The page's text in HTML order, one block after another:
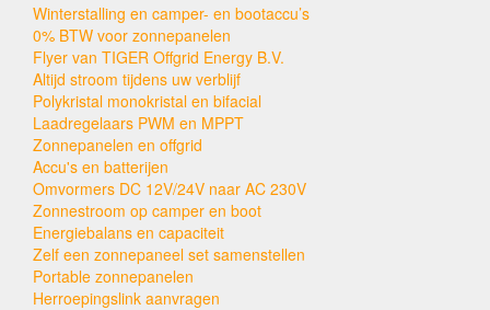
Winterstalling en camper- en bootaccu’s
0% BTW voor zonnepanelen
Flyer van TIGER Offgrid Energy B.V.
Altijd stroom tijdens uw verblijf
Polykristal monokristal en bifacial
Laadregelaars PWM en MPPT
Zonnepanelen en offgrid
Accu's en batterijen
Omvormers DC 12V/24V naar AC 230V
Zonnestroom op camper en boot
Energiebalans en capaciteit
Zelf een zonnepaneel set samenstellen
Portable zonnepanelen
Herroepingslink aanvragen